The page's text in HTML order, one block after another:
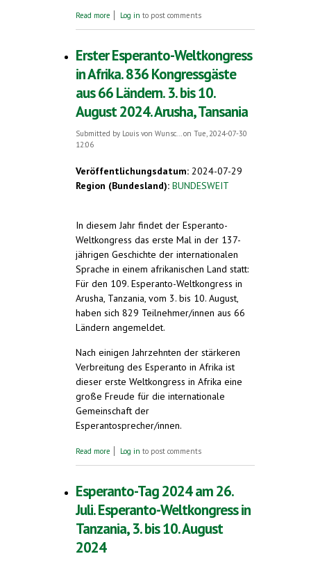
Read more about 70 Jahre Esperanto bei der UNESCO.
Log in to post comments
Erster Esperanto-Weltkongress
in Afrika. 836 Kongressgäste
aus 66 Ländern. 3. bis 10.
August 2024. Arusha, Tansania
Submitted by Louis von Wunsc...on Tue, 2024-07-30
12:06
Veröffentlichungsdatum: 2024-07-29
Region (Bundesland): BUNDESWEIT
In diesem Jahr findet der Esperanto-
Weltkongress das erste Mal in der 137-
jährigen Geschichte der internationalen
Sprache in einem afrikanischen Land statt:
Für den 109. Esperanto-Weltkongress in
Arusha, Tanzania, vom 3. bis 10. August,
haben sich 829 Teilnehmer/innen aus 66
Ländern angemeldet.
Nach einigen Jahrzehnten der stärkeren
Verbreitung des Esperanto in Afrika ist
dieser erste Weltkongress in Afrika eine
große Freude für die internationale
Gemeinschaft der
Esperantosprecher/innen.
Read more about Erster Esperanto-Weltkongress in
Log in to post comments
Esperanto-Tag 2024 am 26.
Juli. Esperanto-Weltkongress in
Tanzania, 3. bis 10. August
2024